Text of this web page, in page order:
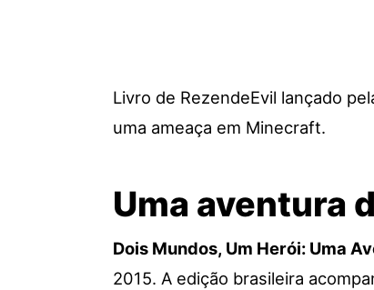
Livro de RezendeEvil lançado
uma ameaça em Minecraft.
Uma aventura
Dois Mundos, Um Herói: Uma
2015. A edição brasileira